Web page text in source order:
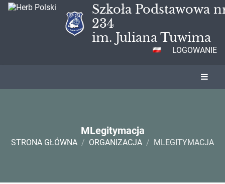
Szkoła Podstawowa
234
im. Juliana Tuwima
LOGOWANIE
MLegitymacja
STRONA GŁÓWNA / ORGANIZACJA / MLEGITYMACJA